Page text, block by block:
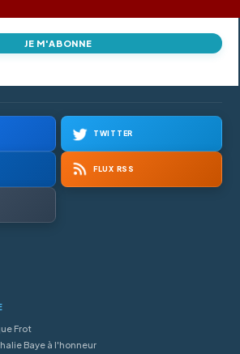
JE M'ABONNE
TWITTER
FLUX RSS
Frot
Baye à l'honneur